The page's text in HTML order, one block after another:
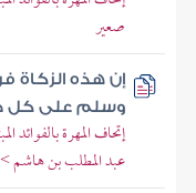
صعير
إن هذه الزكاة
وسلم على كل
إتحاف المهرة
عبد المطلب بن هاشم